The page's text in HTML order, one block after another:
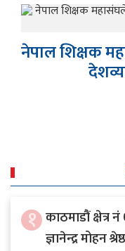
नेपाल शिक्षक
१ काठमाडौं क्षेत्र
ज्ञानेन्द्र मोहन